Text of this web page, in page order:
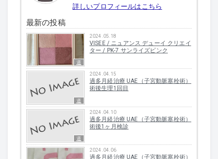
詳しいプロフィールはこちら
最新の投稿
道
2024.05.18
VISEE / ニュアンス デューイ クリエイ
ター / PK-7 サンライズピンク
道
2024.04.15
過多月経治療 UAE（子宮動脈塞栓術）
術後生理1回目
道
2024.04.10
過多月経治療 UAE（子宮動脈塞栓術）
術後1ヶ月検診
2024.04.06
過多月経治療 UAE（子宮動脈塞栓術）